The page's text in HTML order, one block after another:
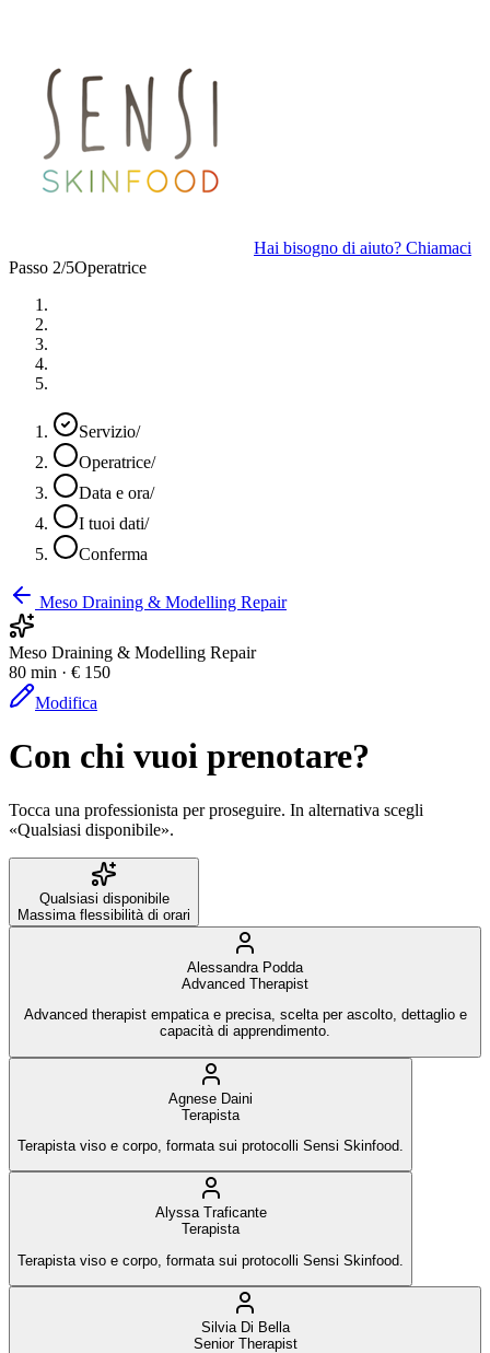
Hai bisogno di aiuto? Chiamaci
Passo 2/5Operatrice
Servizio/
Operatrice/
Data e ora/
I tuoi dati/
Conferma
Meso Draining & Modelling Repair
Meso Draining & Modelling Repair
80 min · € 150
Modifica
Con chi vuoi prenotare?
Tocca una professionista per proseguire. In alternativa scegli
«Qualsiasi disponibile».
Qualsiasi disponibile
Massima flessibilità di orari
Alessandra Podda
Advanced Therapist
Advanced therapist empatica e precisa, scelta per ascolto, dettaglio e
capacità di apprendimento.
Agnese Daini
Terapista
Terapista viso e corpo, formata sui protocolli Sensi Skinfood.
Alyssa Traficante
Terapista
Terapista viso e corpo, formata sui protocolli Sensi Skinfood.
Silvia Di Bella
Senior Therapist